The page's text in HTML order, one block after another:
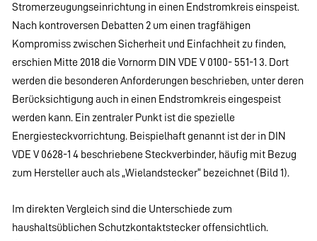
Stromerzeugungseinrichtung in einen Endstromkreis einspeist.
Nach kontroversen Debatten 2 um einen tragfähigen
Kompromiss zwischen Sicherheit und Einfachheit zu finden,
erschien Mitte 2018 die Vornorm DIN VDE V 0100- 551-1 3. Dort
werden die besonderen Anforderungen beschrieben, unter deren
Berücksichtigung auch in einen Endstromkreis eingespeist
werden kann. Ein zentraler Punkt ist die spezielle
Energiesteckvorrichtung. Beispielhaft genannt ist der in DIN
VDE V 0628-1 4 beschriebene Steckverbinder, häufig mit Bezug
zum Hersteller auch als „Wielandstecker“ bezeichnet (Bild 1).
Im direkten Vergleich sind die Unterschiede zum
haushaltsüblichen Schutzkontaktstecker offensichtlich.